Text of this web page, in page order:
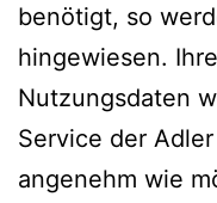
benötigt, so
hingewiesen.
Nutzungsdaten
Service der
angenehm wie